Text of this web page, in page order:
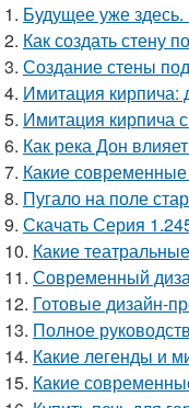
1. Будущее уже здесь.
2. Как создать стену
3. Создание стены
4. Имитация кирпича:
5. Имитация кирпича
6. Как река Дон
7. Какие современные
8. Пугало на поле
9. Скачать Серия
10. Какие
11. Современный
12. Готовые дизайн-
13. Полное
14. Какие легенды и
15. Какие